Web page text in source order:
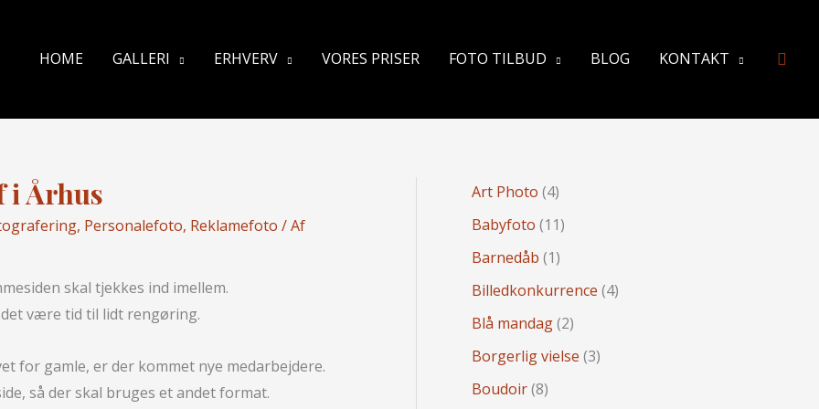
HOME GALLERI ERHVERV VORES PRISER FOTO TILBUD BLOG KONTAKT Søg
i Århus
, Personalefoto, Reklamefoto / Af
skal tjekkes ind imellem.
være tid til lidt rengøring.
for gamle, er der kommet nye medarbejdere.
så der skal bruges et andet format.
Art Photo (4)
Babyfoto (11)
Barnedåb (1)
Billedkonkurrence (4)
Blå mandag(2)
Borgerlig vielse (3)
Boudoir(8)